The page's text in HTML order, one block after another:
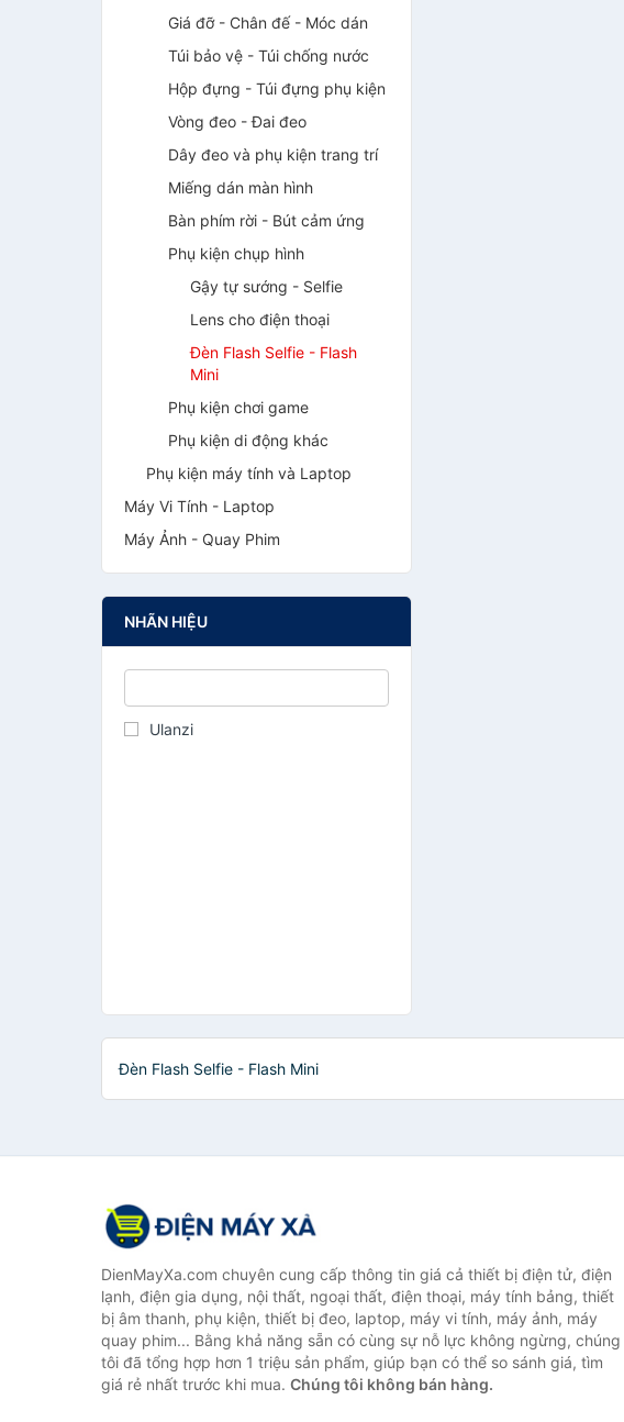
Giá đỡ - Chân đế - Móc dán
Túi bảo vệ - Túi chống nước
Hộp đựng - Túi đựng phụ kiện
Vòng đeo - Đai đeo
Dây đeo và phụ kiện trang trí
Miếng dán màn hình
Bàn phím rời - Bút cảm ứng
Phụ kiện chụp hình
Gậy tự sướng - Selfie
Lens cho điện thoại
Đèn Flash Selfie - Flash
Mini
Phụ kiện chơi game
Phụ kiện di động khác
Phụ kiện máy tính và Laptop
Máy Vi Tính - Laptop
Máy Ảnh - Quay Phim
NHÃN HIỆU
Ulanzi
Đèn Flash Selfie - Flash Mini
DienMayXa.com chuyên cung cấp thông tin giá cả thiết bị điện tử, điện
lạnh, điện gia dụng, nội thất, ngoại thất, điện thoại, máy tính bảng, thiết
bị âm thanh, phụ kiện, thiết bị đeo, laptop, máy vi tính, máy ảnh, máy
quay phim... Bằng khả năng sẵn có cùng sự nỗ lực không ngừng, chúng
tôi đã tổng hợp hơn 1 triệu sản phẩm, giúp bạn có thể so sánh giá, tìm
giá rẻ nhất trước khi mua. Chúng tôi không bán hàng.